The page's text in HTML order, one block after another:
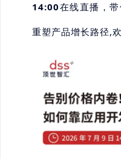
14:00在线直播，
重塑产品增长路径,